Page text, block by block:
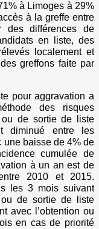
à Limoges à 29%
à la greffe entre
des différences de
en liste, des
localement et
greffons faite par
pour aggravation a
des risques
ou de sortie de liste
diminué entre les
une baisse de 4% de
cumulée de
à un an est de
2010 et 2015.
les 3 mois suivant
ou de sortie de liste
avec l’obtention ou
en cas de priorité